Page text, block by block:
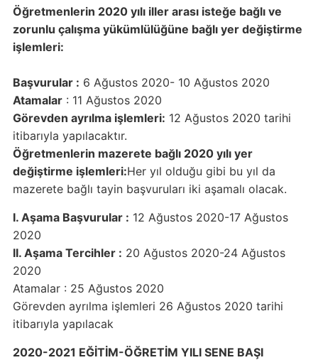
Öğretmenlerin 2020 yılı iller arası isteğe bağlı ve
zorunlu çalışma yükümlülüğüne bağlı yer değiştirme
işlemleri:
Başvurular : 6 Ağustos 2020- 10 Ağustos 2020
Atamalar: 11 Ağustos 2020
Görevden ayrılma işlemleri: 12 Ağustos 2020 tarihi
itibarıyla yapılacaktır.
Öğretmenlerin mazerete bağlı 2020 yılı yer
değiştirme işlemleri:Her yıl olduğu gibi bu yıl da
mazerete bağlı tayin başvuruları iki aşamalı olacak.
I. Aşama Başvurular : 12 Ağustos 2020-17 Ağustos
2020
II. Aşama Tercihler : 20 Ağustos 2020-24 Ağustos
2020
Atamalar : 25 Ağustos 2020
Görevden ayrılma işlemleri 26 Ağustos 2020 tarihi
itibarıyla yapılacak
2020-2021 EĞİTİM-ÖĞRETİM YILI SENE BAŞI